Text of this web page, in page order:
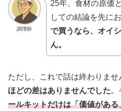
調理師
25年、食材の原価
しての結論を先に
で買うなら、オイ
ん。
ただし、これで話は終わりませ
ほどの差はありませんでした。
ールキットだけは「価値があ